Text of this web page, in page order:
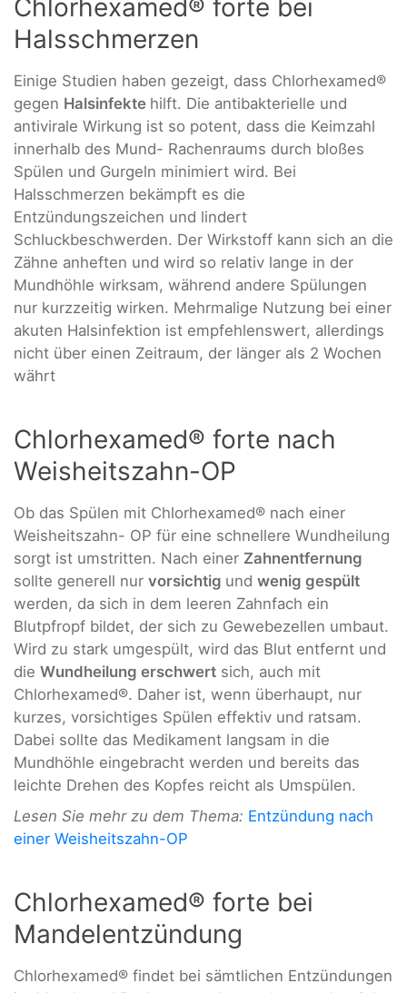
Chlorhexamed® forte bei
Halsschmerzen
Einige Studien haben gezeigt, dass Chlorhexamed®
gegen Halsinfekte hilft. Die antibakterielle und
antivirale Wirkung ist so potent, dass die Keimzahl
innerhalb des Mund- Rachenraums durch bloßes
Spülen und Gurgeln minimiert wird. Bei
Halsschmerzen bekämpft es die
Entzündungszeichen und lindert
Schluckbeschwerden. Der Wirkstoff kann sich an die
Zähne anheften und wird so relativ lange in der
Mundhöhle wirksam, während andere Spülungen
nur kurzzeitig wirken. Mehrmalige Nutzung bei einer
akuten Halsinfektion ist empfehlenswert, allerdings
nicht über einen Zeitraum, der länger als 2 Wochen
währt
Chlorhexamed® forte nach
Weisheitszahn-OP
Ob das Spülen mit Chlorhexamed® nach einer
Weisheitszahn- OP für eine schnellere Wundheilung
sorgt ist umstritten. Nach einer Zahnentfernung
sollte generell nur vorsichtig und wenig gespült
werden, da sich in dem leeren Zahnfach ein
Blutpfropf bildet, der sich zu Gewebezellen umbaut.
Wird zu stark umgespült, wird das Blut entfernt und
die Wundheilung erschwert sich, auch mit
Chlorhexamed®. Daher ist, wenn überhaupt, nur
kurzes, vorsichtiges Spülen effektiv und ratsam.
Dabei sollte das Medikament langsam in die
Mundhöhle eingebracht werden und bereits das
leichte Drehen des Kopfes reicht als Umspülen.
Lesen Sie mehr zu dem Thema: Entzündung nach
einer Weisheitszahn-OP
Chlorhexamed® forte bei
Mandelentzündung
Chlorhexamed® findet bei sämtlichen Entzündungen